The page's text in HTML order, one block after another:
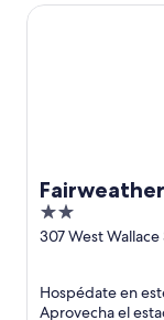
Cabins
2
out
5
307 West
Hospédate en
Aprovecha el
Fairweather Inn